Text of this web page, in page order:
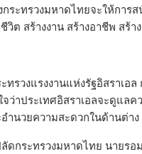
ระทรวงมหาดไทยจะให้การ
ต สร้างงาน สร้างอาชีพ สร้
รวงแรงงานแห่งรัฐอิสราเ
าประเทศอิสราเอลจะดูแล
ำนวยความสะดวกในด้านต่า
ดกระทรวงมหาดไทย นายร